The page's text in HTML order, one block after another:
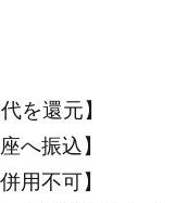
を還元】
へ振込】
用不可】